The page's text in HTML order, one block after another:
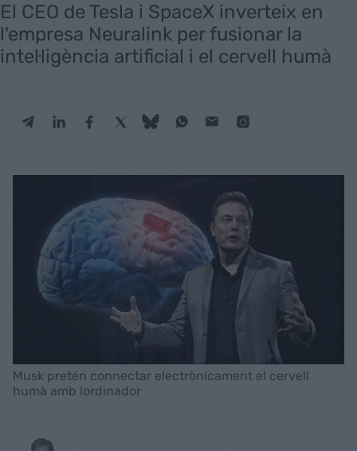
El CEO de Tesla i SpaceX inverteix en
l'empresa Neuralink per fusionar la
intel·ligència artificial i el cervell humà
Musk pretén connectar electrònicament el cervell
humà amb lordinador